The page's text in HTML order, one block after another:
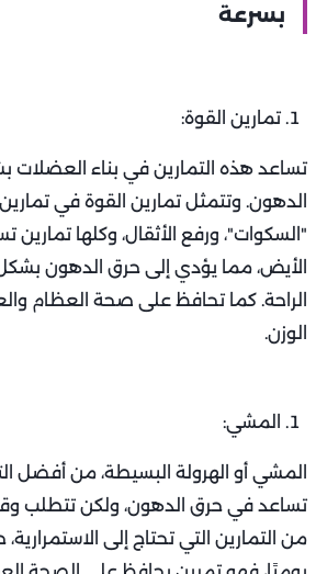
بسرعة
تمارين القوة:
تساعد هذه التمارين في بناء العضلات
الدهون. وتتمثل تمارين القوة في
"السكوات"، ورفع الأثقال، وكلها
الأيض، مما يؤدي إلى حرق الدهون
الراحة. كما تحافظ على صحة العظام
الوزن.
المشي:
المشي أو الهرولة البسيطة، من أفضل
تساعد في حرق الدهون، ولكن تتطلب
من التمارين التي تحتاج إلى